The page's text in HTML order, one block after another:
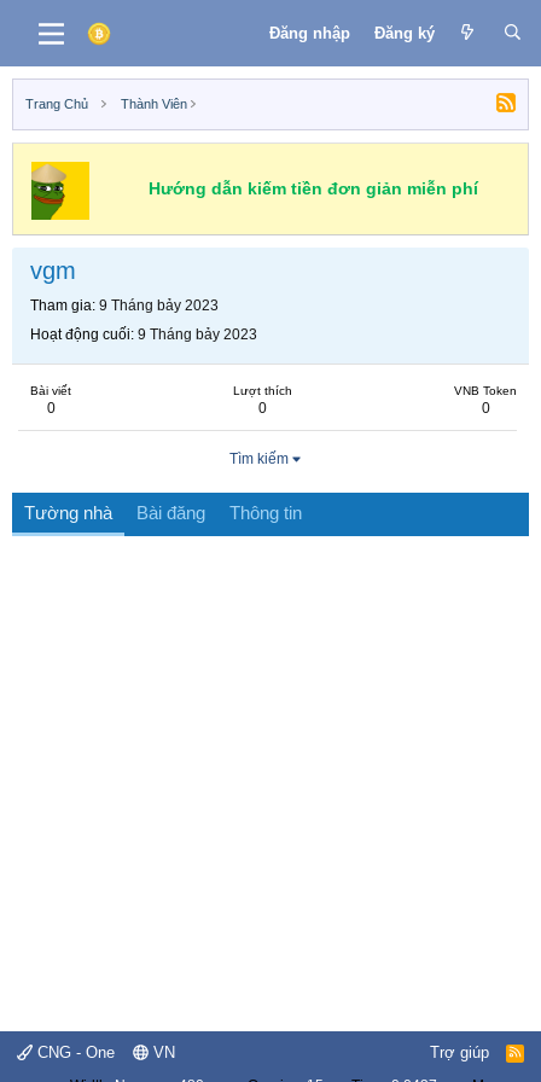
Đăng nhập Đăng ký
Trang Chủ Thành Viên
Hướng dẫn kiếm tiền đơn giản miễn phí
vgm
Tham gia 9 Tháng bảy 2023
Hoạt động cuối 9 Tháng bảy 2023
Bài viết
0
Lượt thích
0
VNB Token
0
Tìm kiếm
Tường nhà Bài đăng Thông tin
CNG - One VN Trợ giúp
R